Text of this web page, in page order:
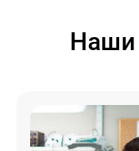
Наши